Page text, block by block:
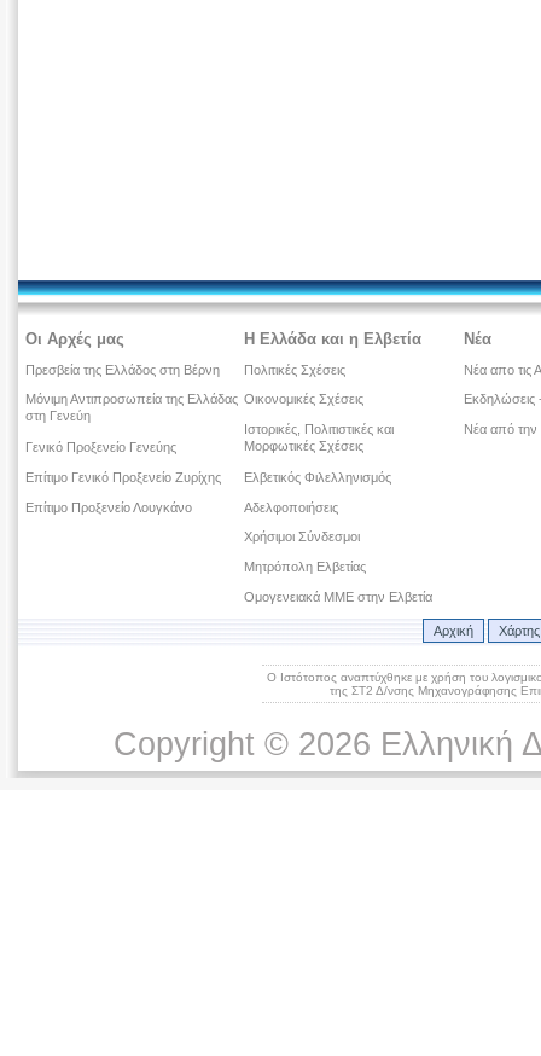
Οι Αρχές μας
Πρεσβεία της Ελλάδος στη Βέρνη
Μόνιμη Αντιπροσωπεία της Ελλάδας
στη Γενεύη
Γενικό Προξενείο Γενεύης
Επίτιμο Γενικό Προξενείο Ζυρίχης
Επίτιμο Προξενείο Λουγκάνο
Η Ελλάδα και η Ελβετία
Πολιτικές Σχέσεις
Οικονομικές Σχέσεις
Ιστορικές, Πολιτιστικές και
Μορφωτικές Σχέσεις
Ελβετικός Φιλελληνισμός
Αδελφοποιήσεις
Χρήσιμοι Σύνδεσμοι
Μητρόπολη Ελβετίας
Ομογενειακά ΜΜΕ στην Ελβετία
Νέα
Νέα απο τις
Εκδηλώσεις
Νέα από την
Αρχική
Ο Ιστότοπος αναπτύχθηκε με χρήση του
της ΣΤ2 Δ/νσης Μηχανογράφησης
Copyright © 2026 Ελληνική